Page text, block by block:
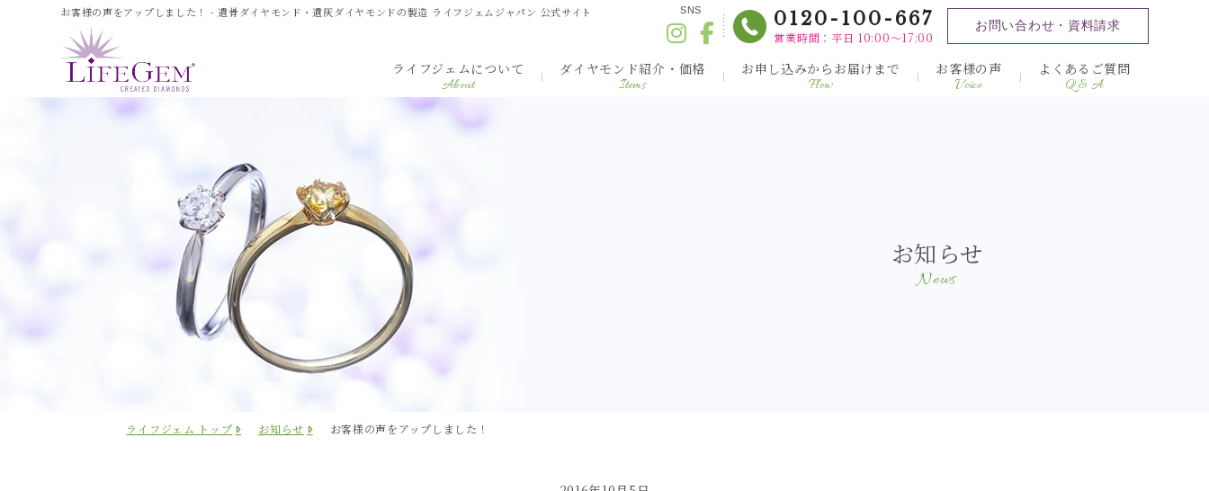
お客様の声をアップしました！ - 遺骨ダイヤモンド・遺灰ダイヤモンドの製造 ライフジェムジャパン 公式サイト SNS 0120-100-667
営業時間：平日 10:00～17:00
お問い合わせ・資料請求
ライフジェムについて
About
ダイヤモンド紹介・価格
Items
お申し込みからお届けまで
Flow
お客様の声
Voice
よくあるご質問
Q & A
お知らせ
News
ライフジェム トップ お知らせ お客様の声をアップしました！